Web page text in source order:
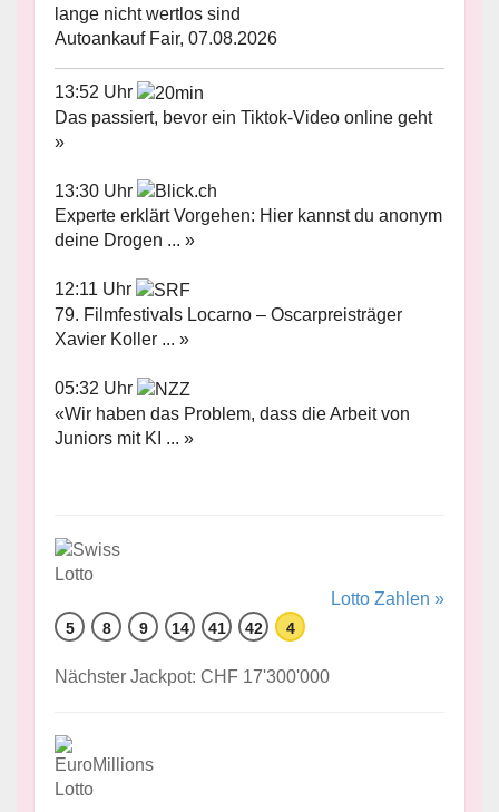
lange nicht wertlos sind
Autoankauf Fair, 07.08.2026
13:52 Uhr
Das passiert, bevor ein Tiktok-Video online geht
»
13:30 Uhr
Experte erklärt Vorgehen: Hier kannst du anonym
deine Drogen ... »
12:11 Uhr
79. Filmfestivals Locarno – Oscarpreisträger
Xavier Koller ... »
05:32 Uhr
«Wir haben das Problem, dass die Arbeit von
Juniors mit KI ... »
Lotto Zahlen »
5 8 9 14 41 42 4
Nächster Jackpot: CHF 17'300'000